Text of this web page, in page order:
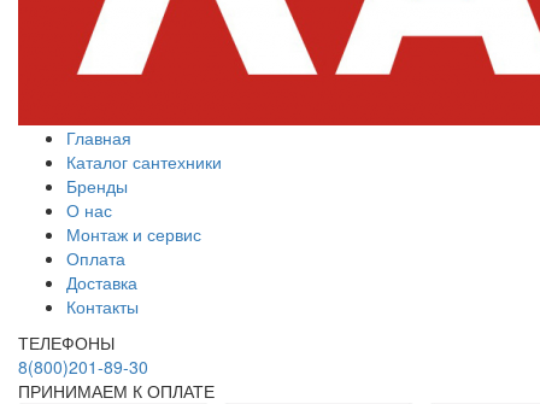
Главная
Каталог сантехники
Бренды
О нас
Монтаж и сервис
Оплата
Доставка
Контакты
ТЕЛЕФОНЫ
8(800)201-89-30
ПРИНИМАЕМ К ОПЛАТЕ